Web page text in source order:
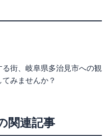
街、岐阜県多治見市への観
みませんか？
関連記事